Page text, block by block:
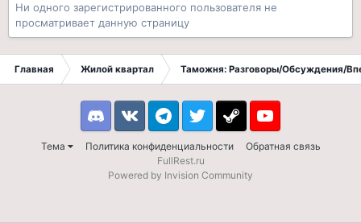
Ни одного зарегистрированного пользователя не
просматривает данную страницу
Главная Жилой квартал Таможня: Разговоры/Обсуждения/
Тема Политика конфиденциальности Обратная связь
DiscordVK TelegramTwitter Steam Youtube
FullRest.ru
Powered by Invision Community